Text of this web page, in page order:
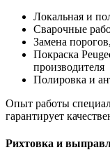
Локальная и
Сварочные
Замена
Покраска
производителя
Полировка и
Опыт работы
гарантирует
Рихтовка и